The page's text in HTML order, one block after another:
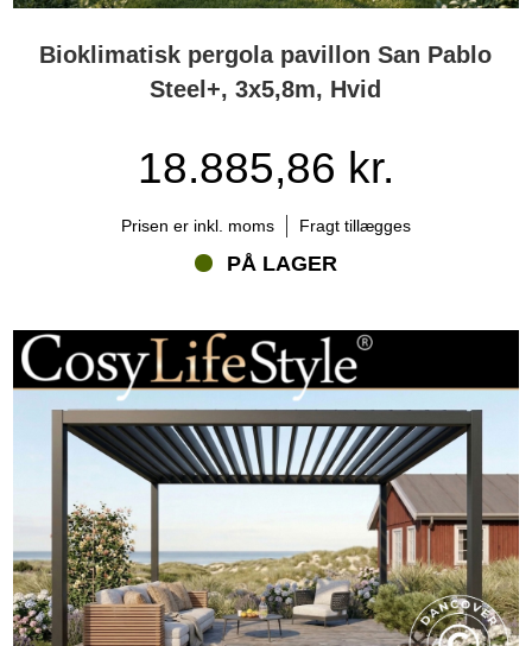
Bioklimatisk pergola pavillon San Pablo
Steel+, 3x5,8m, Hvid
18.885,86 kr.
Prisen er inkl. moms Fragt tillægges
PÅ LAGER